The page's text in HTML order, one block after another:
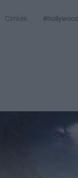
Címkék: #hollywood